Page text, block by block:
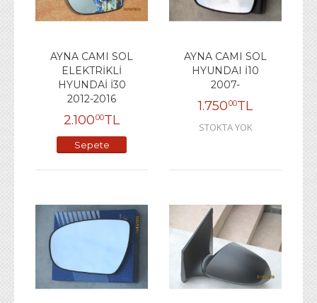
AYNA CAMI SOL
ELEKTRİKLİ
HYUNDAİ İ30
2012-2016
2.10000TL
Sepete
AYNA CAMI SOL
HYUNDAI İ10
2007-
1.75000TL
STOKTA YOK